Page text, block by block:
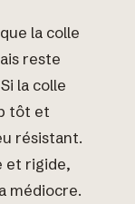
la colle
reste
la colle
tôt et
résistant.
et rigide,
médiocre.